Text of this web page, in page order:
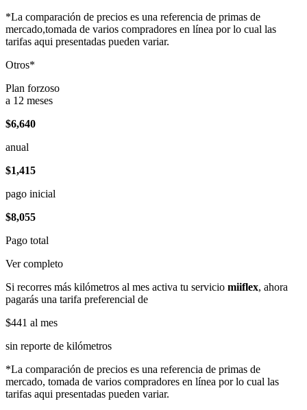
*La comparación de precios es una referencia de primas de
mercado,tomada de varios compradores en línea por lo cual las
tarifas aqui presentadas pueden variar.
Otros*
Plan forzoso
a 12 meses
$6,640
anual
$1,415
pago inicial
$8,055
Pago total
Ver completo
Si recorres más kilómetros al mes activa tu servicio miiflex, ahora
pagarás una tarifa preferencial de
$441 al mes
sin reporte de kilómetros
*La comparación de precios es una referencia de primas de
mercado, tomada de varios compradores en línea por lo cual las
tarifas aqui presentadas pueden variar.